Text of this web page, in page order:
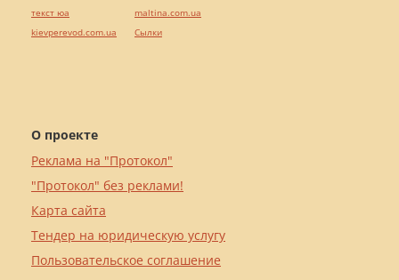
О проекте
Реклама на "Протокол"
"Протокол" без реклами!
Карта сайта
Тендер на юридическую услугу
Пользовательское соглашение
текст юа
kievperevod.com.ua
maltina.com.ua
Cылки